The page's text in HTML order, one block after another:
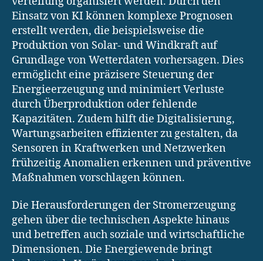
Einsatz von KI können komplexe Prognosen
erstellt werden, die beispielsweise die
Produktion von Solar- und Windkraft auf
Grundlage von Wetterdaten vorhersagen. Dies
ermöglicht eine präzisere Steuerung der
Energieerzeugung und minimiert Verluste
durch Überproduktion oder fehlende
Kapazitäten. Zudem hilft die Digitalisierung,
Wartungsarbeiten effizienter zu gestalten, da
Sensoren in Kraftwerken und Netzwerken
frühzeitig Anomalien erkennen und präventive
Maßnahmen vorschlagen können.
Die Herausforderungen der Stromerzeugung
gehen über die technischen Aspekte hinaus
und betreffen auch soziale und wirtschaftliche
Dimensionen. Die Energiewende bringt